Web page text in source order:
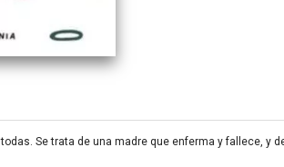
Se trata de una madre que enferma y fallece, y